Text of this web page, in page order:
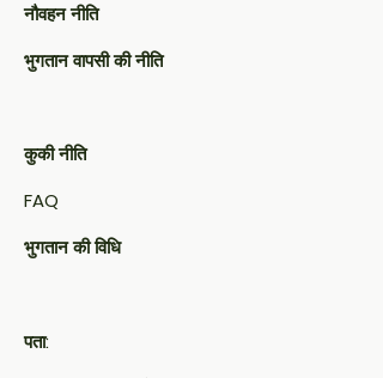
नौवहन नीति
भुगतान वापसी की नीति
कुकी नीति​
FAQ​
भुगतान की विधि
पता: